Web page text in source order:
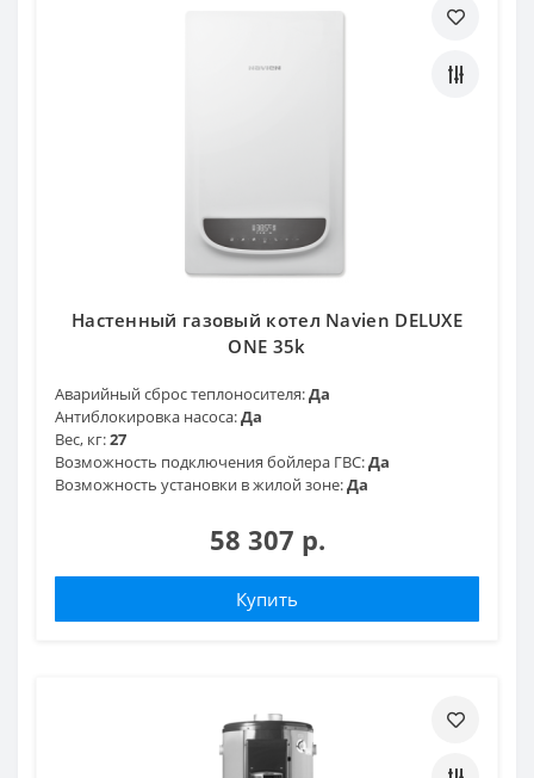
Настенный газовый котел Navien DELUXE
ONE 35k
Аварийный сброс теплоносителя:Да
Антиблокировка насоса:Да
Вес, кг:27
Возможность подключения бойлера ГВС:Да
Возможность установки в жилой зоне:Да
58 307 р.
Купить